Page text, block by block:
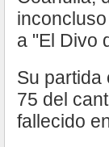
a "El Divo
Su partida
75 del
fallecido